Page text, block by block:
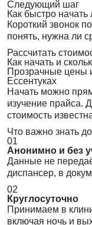
Следующий шаг
Как быстро начать
Короткий звонок
понять, нужна ли
Рассчитать
Как начать и
Прозрачные цены
Ессентуках
Начать можно
изучение прайса.
стоимость
Что важно знать
01
Анонимно и без
Данные не
диспансер, в
02
Круглосуточно
Принимаем в
включая ночь и